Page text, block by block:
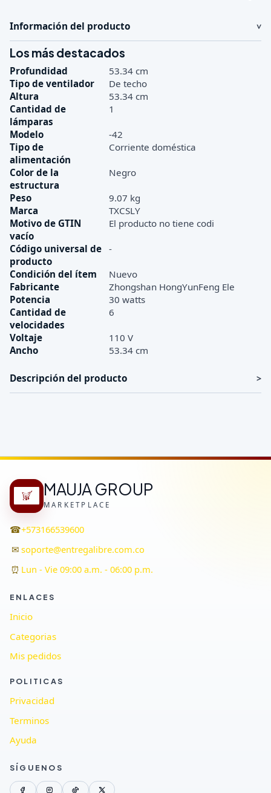
Información del producto
Los más destacados
Profundidad
53.34 cm
Tipo de ventilador
De techo
Altura
53.34 cm
Cantidad de
lámparas
1
Modelo
-42
Tipo de
alimentación
Corriente doméstica
Color de la
estructura
Negro
Peso
9.07 kg
Marca
TXCSLY
Motivo de GTIN
vacío
El producto no tiene codi
Código universal de
producto
-
Condición del ítem
Nuevo
Fabricante
Zhongshan HongYunFeng Ele
Potencia
30 watts
Cantidad de
velocidades
6
Voltaje
110 V
Ancho
53.34 cm
Descripción del producto
MAUJA GROUP
MARKETPLACE
☎+573166539600
✉ soporte@entregalibre.com.co
⏰ Lun - Vie 09:00 a.m. - 06:00 p.m.
ENLACES
Inicio
Categorias
Mis pedidos
POLITICAS
Privacidad
Terminos
Ayuda
SÍGUENOS